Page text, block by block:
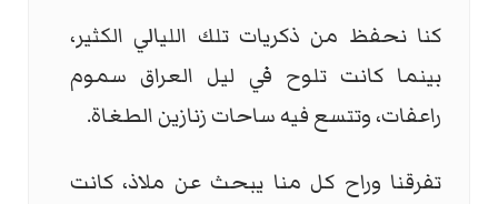
كنا نحفظ من ذكريات تلك الليالي الكثير،
بينما كانت تلوح في ليل العراق سموم
راعفات، وتتسع فيه ساحات زنازين الطغاة.
تفرقنا وراح كل منا يبحث عن ملاذ، كانت